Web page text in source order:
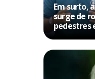
Em surto,
surge de
pedestres